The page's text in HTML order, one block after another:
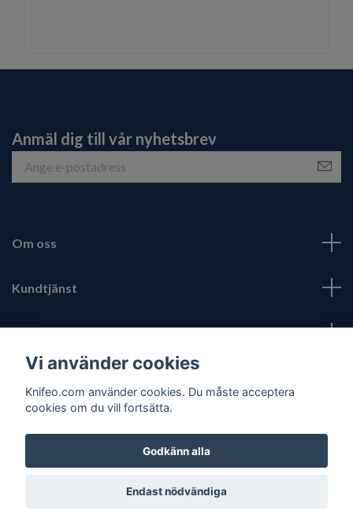
Anmäl dig till vår nyhetsbrev
Om oss
Kundtjänst
Fotmeny
© 2026 Knifeo.com
Vi använder cookies
Knifeo.com använder cookies. Du måste acceptera
cookies om du vill fortsätta.
Godkänn alla
Endast nödvändiga